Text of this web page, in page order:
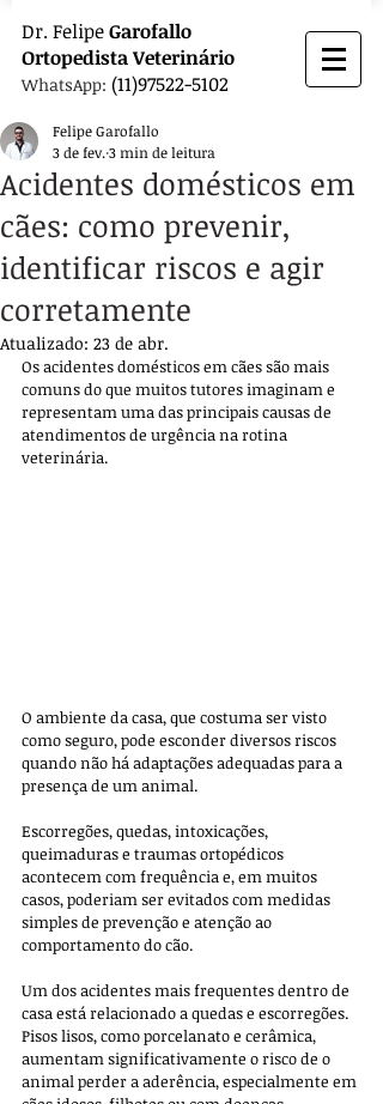
Dr. FelipeGarofallo
OrtopedistaVeterinário
WhatsApp: (11)97522-5102
Acidentes domésticos em
cães: como prevenir,
identificar riscos e agir
corretamente
Felipe Garofallo
3 de fev. 3 min de leitura
Atualizado: 23 de abr.
Os acidentes domésticos em cães são mais
comuns do que muitos tutores imaginam e
representam uma das principais causas de
atendimentos de urgência na rotina
veterinária.
O ambiente da casa, que costuma ser visto
como seguro, pode esconder diversos riscos
quando não há adaptações adequadas para a
presença de um animal.
Escorregões, quedas, intoxicações,
queimaduras e traumas ortopédicos
acontecem com frequência e, em muitos
casos, poderiam ser evitados com medidas
simples de prevenção e atenção ao
comportamento do cão.
Um dos acidentes mais frequentes dentro de
casa está relacionado a quedas e escorregões.
Pisos lisos, como porcelanato e cerâmica,
aumentam significativamente o risco de o
animal perder a aderência, especialmente em